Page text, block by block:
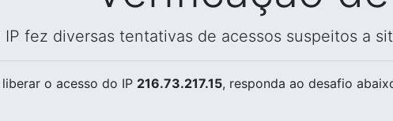
IP fez diversas tentativas de acessos suspeitos a
liberar o acesso do IP 216.73.217.15, responda ao desafio